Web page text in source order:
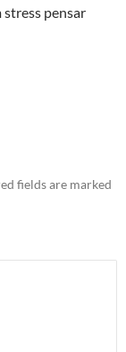
stress pensar
fields are marked